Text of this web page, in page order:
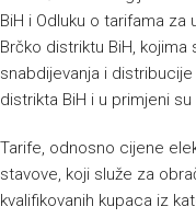
BiH i Odluku o tarifama
Brčko distriktu BiH,
snabdijevanja i
distrikta BiH i u primjeni
Tarife, odnosno cijene
stavove, koji služe za
kvalifikovanih kupaca iz